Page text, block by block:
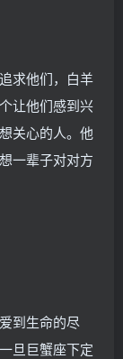
求他们，白羊
让他们感到兴
关心的人。他
一辈子对对方
到生命的尽
旦巨蟹座下定